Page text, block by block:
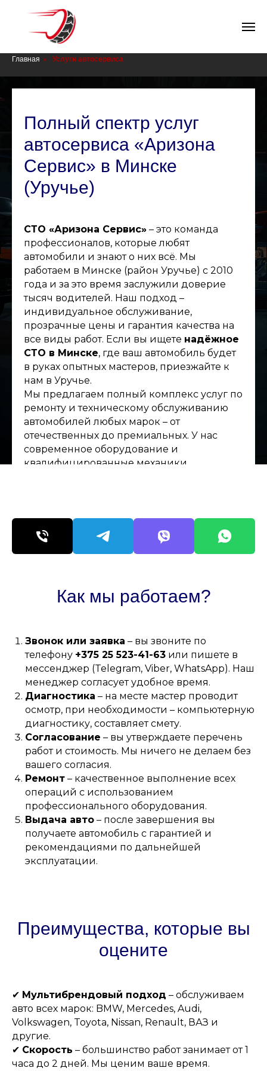
Главная » Услуги автосервиса
Полный спектр услуг
автосервиса «Аризона
Сервис» в Минске
(Уручье)
СТО «Аризона Сервис» – это команда
профессионалов, которые любят
автомобили и знают о них всё. Мы
работаем в Минске (район Уручье) с 2010
года и за это время заслужили доверие
тысяч водителей. Наш подход –
индивидуальное обслуживание,
прозрачные цены и гарантия качества на
все виды работ. Если вы ищете надёжное
СТО в Минске, где ваш автомобиль будет
в руках опытных мастеров, приезжайте к
нам в Уручье.
Мы предлагаем полный комплекс услуг по
ремонту и техническому обслуживанию
автомобилей любых марок – от
отечественных до премиальных. У нас
современное оборудование и
квалифицированные механики.
Как мы работаем?
Звонок или заявка – вы звоните по
телефону +375 25 523-41-63 или пишете в
мессенджер (Telegram, Viber, WhatsApp). Наш
менеджер согласует удобное время.
Диагностика – на месте мастер проводит
осмотр, при необходимости – компьютерную
диагностику, составляет смету.
Согласование – вы утверждаете перечень
работ и стоимость. Мы ничего не делаем без
вашего согласия.
Ремонт – качественное выполнение всех
операций с использованием
профессионального оборудования.
Выдача авто – после завершения вы
получаете автомобиль с гарантией и
рекомендациями по дальнейшей
эксплуатации.
Преимущества, которые вы
оцените
✔ Мультибрендовый подход – обслуживаем
авто всех марок: BMW, Mercedes, Audi,
Volkswagen, Toyota, Nissan, Renault, ВАЗ и
другие.
✔ Скорость – большинство работ занимает от 1
часа до 2 дней. Мы ценим ваше время.